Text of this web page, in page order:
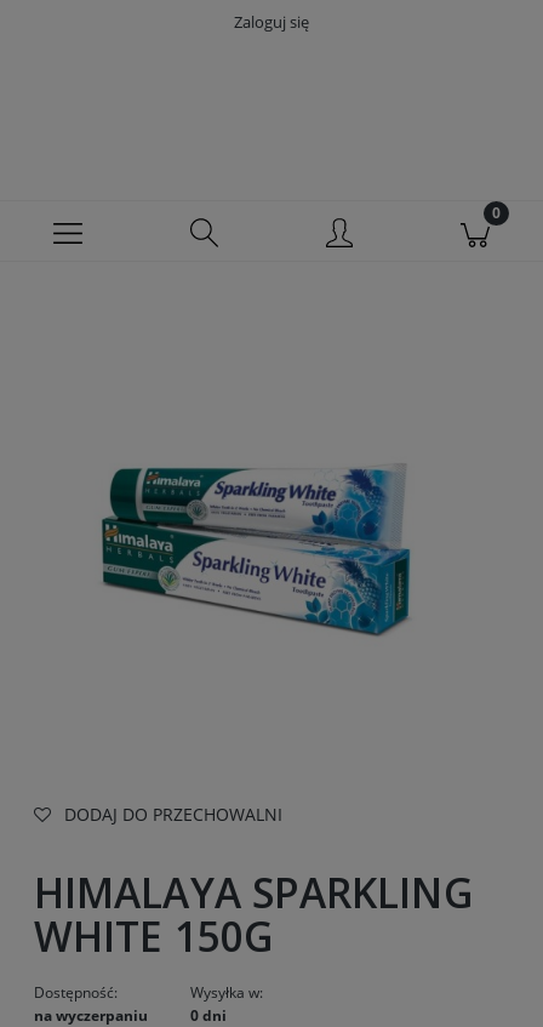
Zaloguj się
DODAJ DO PRZECHOWALNI
HIMALAYA SPARKLING
WHITE 150G
Dostępność:
na wyczerpaniu
Wysyłka w:
0 dni